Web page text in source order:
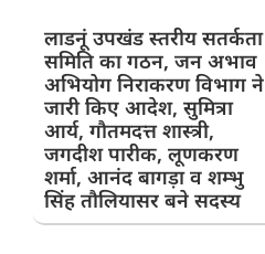
लाडनूं उपखंड स्तरीय सतर्कता
समिति का गठन, जन अभाव
अभियोग निराकरण विभाग ने
जारी किए आदेश, सुमित्रा
आर्य, गौतमदत्त शास्त्री,
जगदीश पारीक, लूणकरण
शर्मा, आनंद बागड़ा व शम्भु
सिंह तौलियासर बने सदस्य